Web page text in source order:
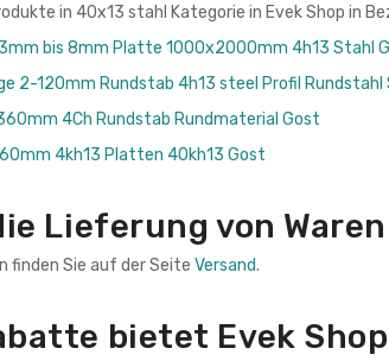
in 40x13 stahl Kategorie in Evek Shop in
bis 8mm Platte 1000x2000mm 4h13 Stahl
2-120mm Rundstab 4h13 steel Profil
4Ch Rundstab Rundmaterial Gost
4kh13 Platten 40kh13 Gost
Lieferung von
finden Sie auf der Seite Versand.
bietet Evek